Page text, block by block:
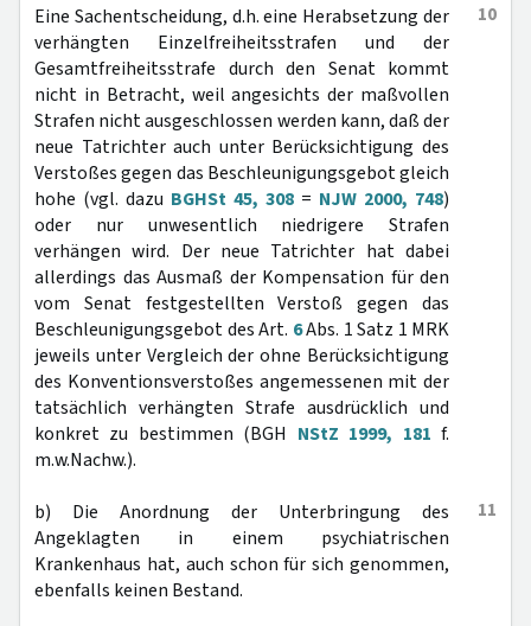
10
Eine Sachentscheidung, d.h. eine Herabsetzung der
verhängten Einzelfreiheitsstrafen und der
Gesamtfreiheitsstrafe durch den Senat kommt
nicht in Betracht, weil angesichts der maßvollen
Strafen nicht ausgeschlossen werden kann, daß der
neue Tatrichter auch unter Berücksichtigung des
Verstoßes gegen das Beschleunigungsgebot gleich
hohe (vgl. dazu BGHSt 45, 308 = NJW 2000, 748)
oder nur unwesentlich niedrigere Strafen
verhängen wird. Der neue Tatrichter hat dabei
allerdings das Ausmaß der Kompensation für den
vom Senat festgestellten Verstoß gegen das
Beschleunigungsgebot des Art. 6Abs. 1 Satz 1 MRK
jeweils unter Vergleich der ohne Berücksichtigung
des Konventionsverstoßes angemessenen mit der
tatsächlich verhängten Strafe ausdrücklich und
konkret zu bestimmen (BGH NStZ 1999, 181 f.
m.w.Nachw.).
11
b) Die Anordnung der Unterbringung des
Angeklagten in einem psychiatrischen
Krankenhaus hat, auch schon für sich genommen,
ebenfalls keinen Bestand.